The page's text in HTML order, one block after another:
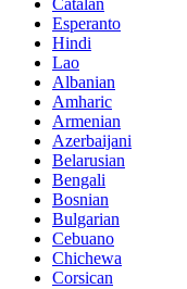
Catalan
Esperanto
Hindi
Lao
Albanian
Amharic
Armenian
Azerbaijani
Belarusian
Bengali
Bosnian
Bulgarian
Cebuano
Chichewa
Corsican